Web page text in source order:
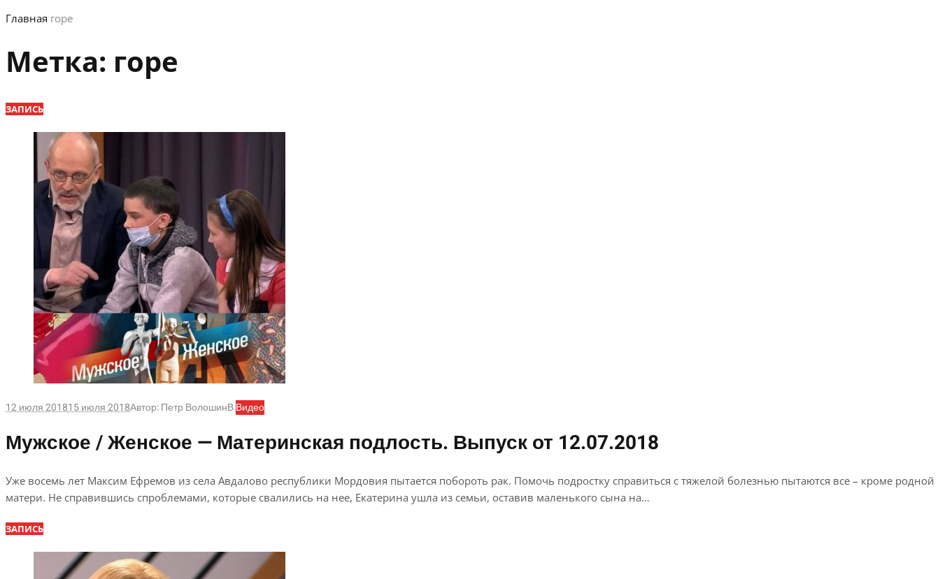
Главная горе
Метка: горе
ЗАПИСЬ
12 июля 201815 июля 2018Автор:Петр ВолошинВВидео
Мужское / Женское — Материнская подлость. Выпуск от 12.07.2018
Уже восемь лет Максим Ефремов из села Авдалово республики Мордовия пытается побороть рак. Помочь подростку справиться с тяжелой болезнью пытаются все – кроме родной
матери. Не справившись спроблемами, которые свалились на нее, Екатерина ушла из семьи, оставив маленького сына на…
ЗАПИСЬ